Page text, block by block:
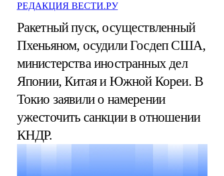
РЕДАКЦИЯ ВЕСТИ.РУ
Ракетный пуск, осуществленный
Пхеньяном, осудили Госдеп США,
министерства иностранных дел
Японии, Китая и Южной Кореи. В
Токио заявили о намерении
ужесточить санкции в отношении
КНДР.